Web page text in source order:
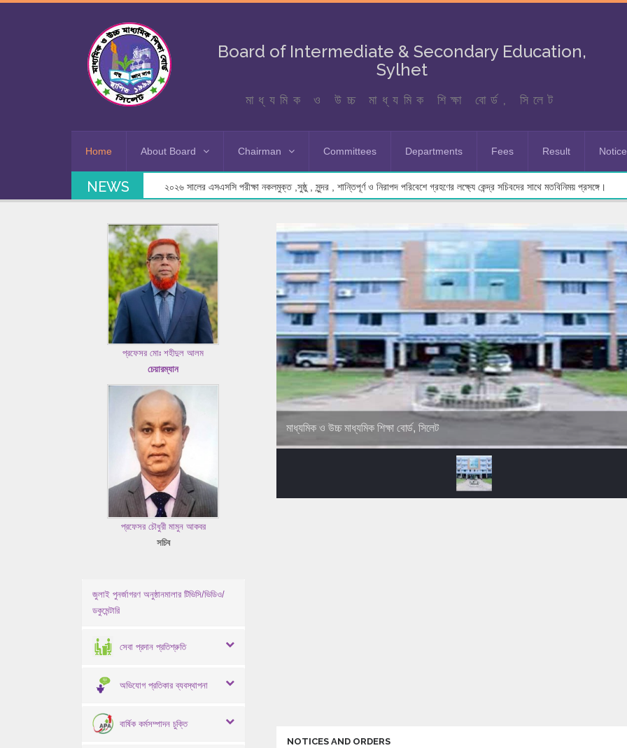
Board of Intermediate & Secondary Education,
Sylhet
মাধ্যমিক ও উচ্চ মাধ্যমিক শিক্ষা বোর্ড, সিলেট
Home About Board Chairman Committees Departments Fees Result
NEWS ২০২৬ সালের এসএসসি পরীক্ষা সুষ্ঠুভাবে সম্পাদনের লক্ষ্যে মতবিনিময় সভা স্থগিত প্রসঙ্গে।
প্রফেসর মোঃ শহীদুল আলম
চেয়ারম্যান
প্রফেসর চৌধুরী মামুন আকবর
সচিব
জুলাই পুনর্জাগরণ অনুষ্ঠানমালার টিভিসি/ভিডিও/
ডকুমেন্টারি
সেবা প্রদান প্রতিশ্রুতি
অভিযোগ প্রতিকার ব্যবস্থাপনা
বার্ষিক কর্মসম্পাদন চুক্তি
মাধ্যমিক ও উচ্চ মাধ্যমিক শিক্ষা বোর্ড, সিলেট
NOTICES AND ORDERS